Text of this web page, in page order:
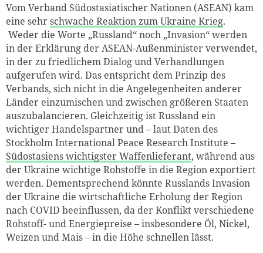
Vom Verband Südostasiatischer Nationen (ASEAN) kam
eine sehrschwache Reaktion zum Ukraine Krieg.
Weder die Worte „Russland“ noch „Invasion“ werden
in der Erklärung der ASEAN-Außenminister verwendet,
in der zu friedlichem Dialog und Verhandlungen
aufgerufen wird. Das entspricht dem Prinzip des
Verbands, sich nicht in die Angelegenheiten anderer
Länder einzumischen und zwischen größeren Staaten
auszubalancieren. Gleichzeitig ist Russland ein
wichtiger Handelspartner und – laut Daten des
Stockholm International Peace Research Institute –
Südostasiens wichtigster Waffenlieferant, während aus
der Ukraine wichtige Rohstoffe in die Region exportiert
werden. Dementsprechend könnte Russlands Invasion
der Ukraine die wirtschaftliche Erholung der Region
nach COVID beeinflussen, da der Konflikt verschiedene
Rohstoff- und Energiepreise – insbesondere Öl, Nickel,
Weizen und Mais – in die Höhe schnellen lässt.